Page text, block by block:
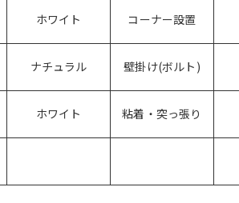
ホワイト コーナー設置
ナチュラル 壁掛け(ボルト)
ホワイト 粘着・突っ張り